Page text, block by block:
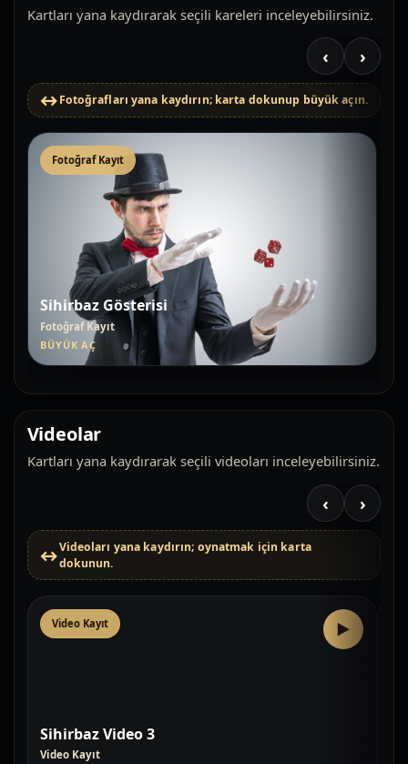
Kartları yana kaydırarak seçili kareleri inceleyebilirsiniz.
‹ ›
Fotoğrafları yana kaydırın; karta dokunup büyük açın.
Fotoğraf Kayıt
Sihirbaz Gösterisi
Fotoğraf Kayıt
BÜYÜK AÇ
Videolar
Kartları yana kaydırarak seçili videoları inceleyebilirsiniz.
‹ ›
Videoları yana kaydırın; oynatmak için karta
dokunun.
Video Kayıt ▶
Sihirbaz Video 3
Video Kayıt